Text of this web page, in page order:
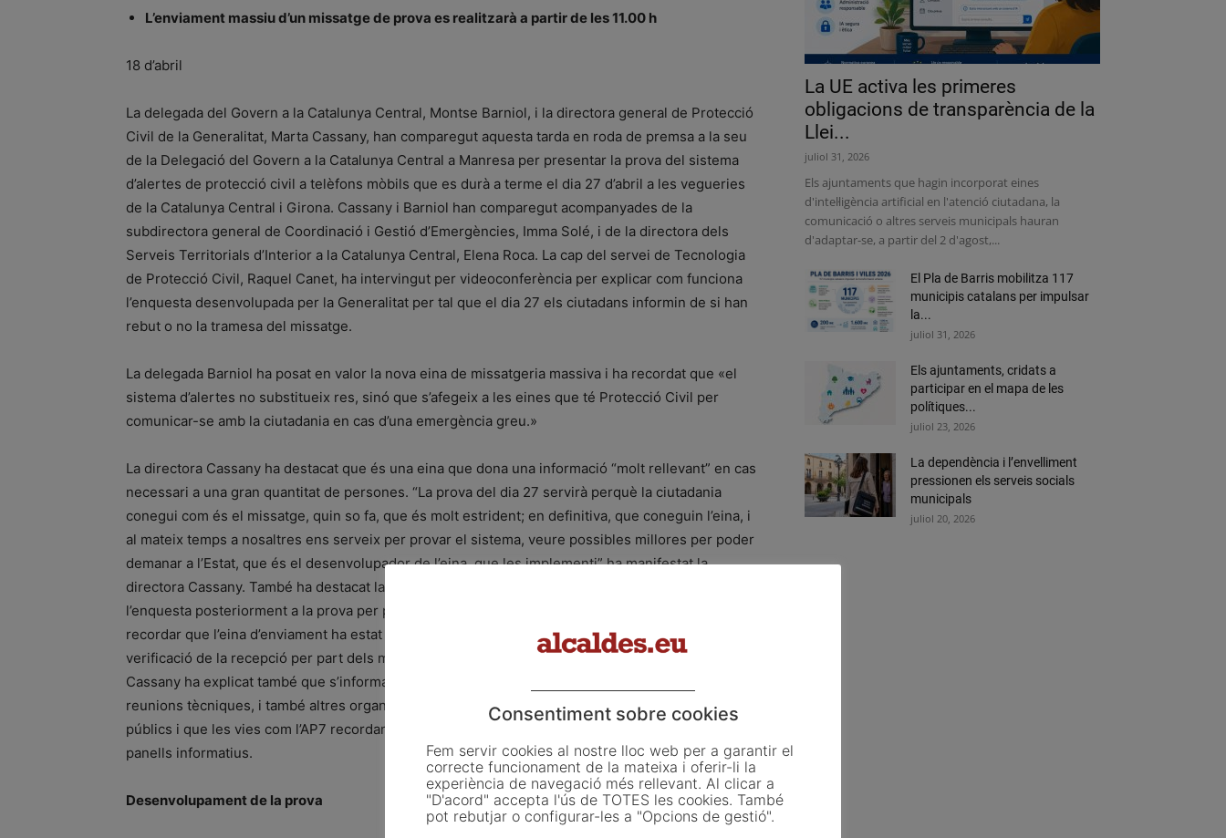
L’enviament massiu d’un missatge de prova es realitzarà a partir de les 11.00 h
18 d’abril
La delegada del Govern a la Catalunya Central, Montse Barniol, i la directora general de Protecció
Civil de la Generalitat, Marta Cassany, han comparegut aquesta tarda en roda de premsa a la seu
de la Delegació del Govern a la Catalunya Central a Manresa per presentar la prova del sistema
d’alertes de protecció civil a telèfons mòbils que es durà a terme el dia 27 d’abril a les vegueries
de la Catalunya Central i Girona. Cassany i Barniol han comparegut acompanyades de la
subdirectora general de Coordinació i Gestió d’Emergències, Imma Solé, i de la directora dels
Serveis Territorials d’Interior a la Catalunya Central, Elena Roca. La cap del servei de Tecnologia
de Protecció Civil, Raquel Canet, ha intervingut per videoconferència per explicar com funciona
l’enquesta desenvolupada per la Generalitat per tal que el dia 27 els ciutadans informin de si han
rebut o no la tramesa del missatge.
La delegada Barniol ha posat en valor la nova eina de missatgeria massiva i ha recordat que «el
sistema d’alertes no substitueix res, sinó que s’afegeix a les eines que té Protecció Civil per
comunicar-se amb la ciutadania en cas d’una emergència greu.»
La directora Cassany ha destacat que és una eina que dona una informació “molt rellevant” en cas
necessari a una gran quantitat de persones. “La prova del dia 27 servirà perquè la ciutadania
conegui com és el missatge, quin so fa, que és molt estrident; en definitiva, que coneguin l’eina, i
al mateix temps a nosaltres ens serveix per provar el sistema, veure possibles millores per poder
demanar a l’Estat, que és el desenvolupador de l’eina, que les implementi” ha manifestat la
directora Cassany. També ha destacat la importància que té que “la ciutadania respongui
l’enquesta posteriorment a la prova per poder tenir informació del resultat de la mateixa”. Cal
recordar que l’eina d’enviament ha estat desenvolupada per l’Estat i no inclou cap sistema de
verificació de la recepció per part dels mòbils que es troben a la zona on es fa l’enviament.
Cassany ha explicat també que s’informarà tots els municipis, amb els que ja s’han mantingut
reunions tècniques, i també altres organismes com universitats, centres d’educació, transports
públics i que les vies com l’AP7 recordaran que es durà a terme la prova el mateix dia 27 als
panells informatius.
Desenvolupament de la prova
La UE activa les primeres
obligacions de transparència de la
Llei...
juliol 31, 2026
Els ajuntaments que hagin incorporat eines
d'intel·ligència artificial en l'atenció ciutadana, la
comunicació o altres serveis municipals hauran
d'adaptar-se, a partir del 2 d'agost,...
El Pla de Barris mobilitza 117
municipis catalans per impulsar
la...
juliol 31, 2026
Els ajuntaments, cridats a
participar en el mapa de les
polítiques...
juliol 23, 2026
La dependència i l’envelliment
pressionen els serveis socials
municipals
juliol 20, 2026
Consentiment sobre cookies
Fem servir cookies al nostre lloc web per a garantir el
correcte funcionament de la mateixa i oferir-li la
experiència de navegació més rellevant. Al clicar a
"D'acord" accepta l'ús de TOTES les cookies. També
pot rebutjar o configurar-les a "Opcions de gestió".